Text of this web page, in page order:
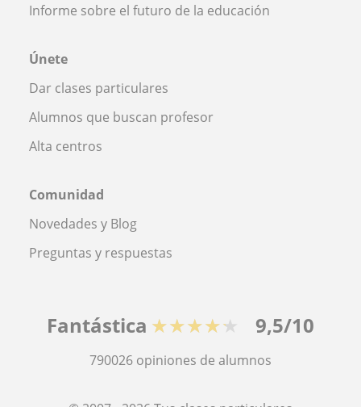
Informe sobre el futuro de la educación
Únete
Dar clases particulares
Alumnos que buscan profesor
Alta centros
Comunidad
Novedades y Blog
Preguntas y respuestas
Fantástica ★★★★★ 9,5/10
790026 opiniones de alumnos